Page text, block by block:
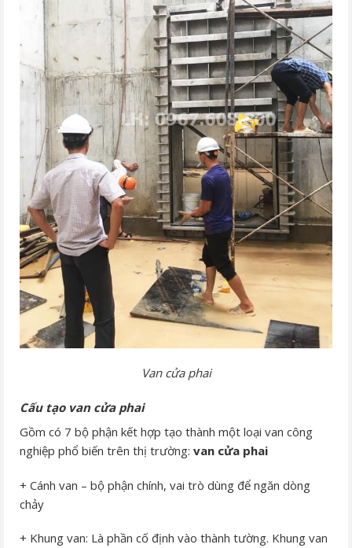
Van cửa phai
Cấu tạo van cửa phai
Gồm có 7 bộ phận kết hợp tạo thành một loại van công
nghiệp phổ biến trên thị trường: van cửa phai
+ Cánh van – bộ phận chính, vai trò dùng để ngăn dòng
chảy
+ Khung van: Là phần cố định vào thành tường. Khung van